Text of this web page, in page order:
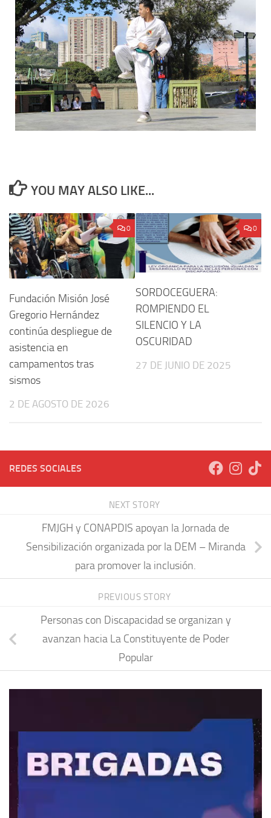
YOU MAY ALSO LIKE...
0
Fundación Misión José
Gregorio Hernández
continúa despliegue de
asistencia en
campamentos tras
sismos
2 DE AGOSTO DE 2026
0
SORDOCEGUERA:
ROMPIENDO EL
SILENCIO Y LA
OSCURIDAD
27 DE JUNIO DE 2025
REDES SOCIALES
NEXT STORY
FMJGH y CONAPDIS apoyan la Jornada de
Sensibilización organizada por la DEM – Miranda
para promover la inclusión.
PREVIOUS STORY
Personas con Discapacidad se organizan y
avanzan hacia La Constituyente de Poder
Popular